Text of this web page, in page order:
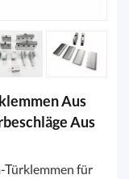
Aus
Aus
für